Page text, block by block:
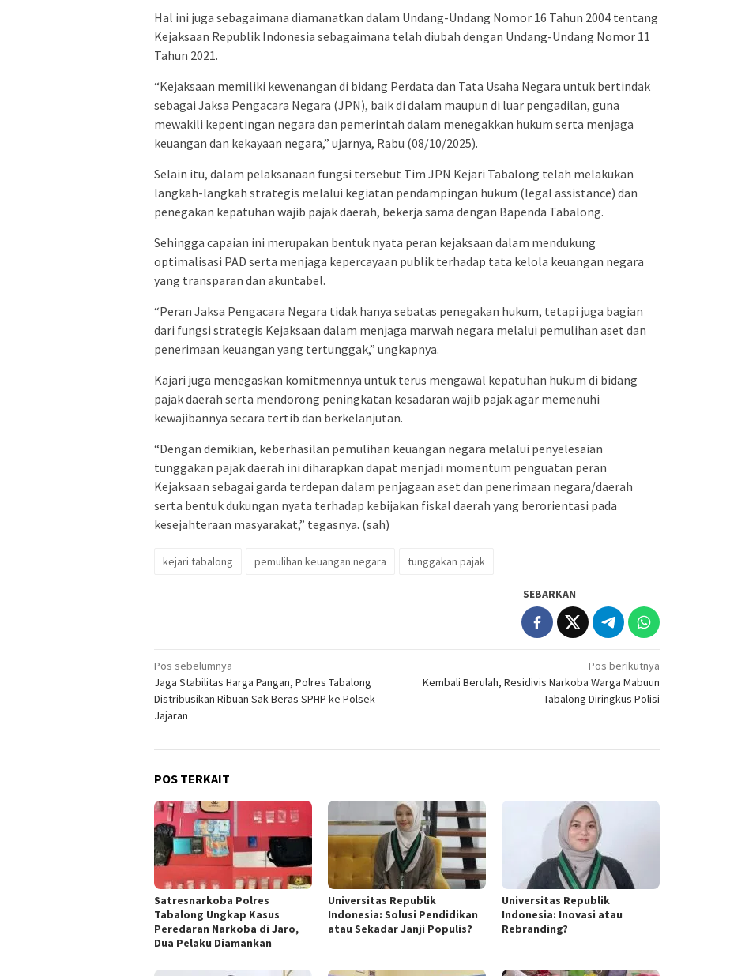
Hal ini juga sebagaimana diamanatkan dalam Undang-Undang Nomor 16 Tahun 2004 tentang
Kejaksaan Republik Indonesia sebagaimana telah diubah dengan Undang-Undang Nomor 11
Tahun 2021.
“Kejaksaan memiliki kewenangan di bidang Perdata dan Tata Usaha Negara untuk bertindak
sebagai Jaksa Pengacara Negara (JPN), baik di dalam maupun di luar pengadilan, guna
mewakili kepentingan negara dan pemerintah dalam menegakkan hukum serta menjaga
keuangan dan kekayaan negara,” ujarnya, Rabu (08/10/2025).
Selain itu, dalam pelaksanaan fungsi tersebut Tim JPN Kejari Tabalong telah melakukan
langkah-langkah strategis melalui kegiatan pendampingan hukum (legal assistance) dan
penegakan kepatuhan wajib pajak daerah, bekerja sama dengan Bapenda Tabalong.
Sehingga capaian ini merupakan bentuk nyata peran kejaksaan dalam mendukung
optimalisasi PAD serta menjaga kepercayaan publik terhadap tata kelola keuangan negara
yang transparan dan akuntabel.
“Peran Jaksa Pengacara Negara tidak hanya sebatas penegakan hukum, tetapi juga bagian
dari fungsi strategis Kejaksaan dalam menjaga marwah negara melalui pemulihan aset dan
penerimaan keuangan yang tertunggak,” ungkapnya.
Kajari juga menegaskan komitmennya untuk terus mengawal kepatuhan hukum di bidang
pajak daerah serta mendorong peningkatan kesadaran wajib pajak agar memenuhi
kewajibannya secara tertib dan berkelanjutan.
“Dengan demikian, keberhasilan pemulihan keuangan negara melalui penyelesaian
tunggakan pajak daerah ini diharapkan dapat menjadi momentum penguatan peran
Kejaksaan sebagai garda terdepan dalam penjagaan aset dan penerimaan negara/daerah
serta bentuk dukungan nyata terhadap kebijakan fiskal daerah yang berorientasi pada
kesejahteraan masyarakat,” tegasnya. (sah)
kejari tabalong pemulihan keuangan negara tunggakan pajak
SEBARKAN
Navigasi
pos
Pos sebelumnya
Jaga Stabilitas Harga Pangan, Polres Tabalong
Distribusikan Ribuan Sak Beras SPHP ke Polsek
Jajaran
Pos berikutnya
Kembali Berulah, Residivis Narkoba Warga Mabuun
Tabalong Diringkus Polisi
POS TERKAIT
Satresnarkoba Polres
Tabalong Ungkap Kasus
Peredaran Narkoba di Jaro,
Dua Pelaku Diamankan
Universitas Republik
Indonesia: Solusi Pendidikan
atau Sekadar Janji Populis?
Universitas Republik
Indonesia: Inovasi atau
Rebranding?